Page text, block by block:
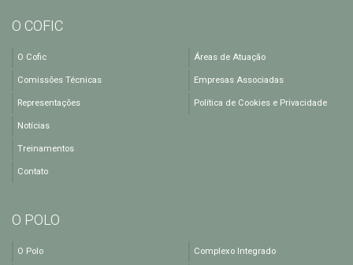
O COFIC
O Cofic
Comissões Técnicas
Representações
Áreas de Atuação
Empresas Associadas
Política de Cookies e Privacidade
Notícias
Treinamentos
Contato
O POLO
O Polo Complexo Integrado